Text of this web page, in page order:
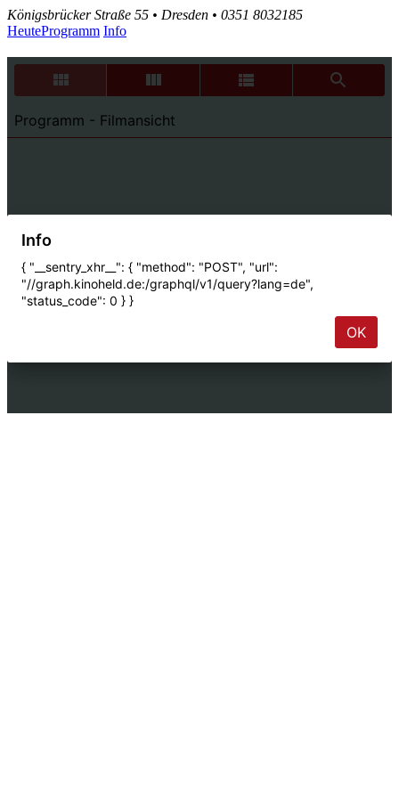
Königsbrücker Straße 55 • Dresden • 0351 8032185
HeuteProgramm Info